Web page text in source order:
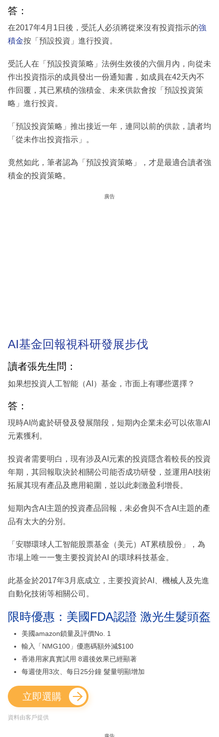
答：
在2017年4月1日後，受託人必須將從來沒有投資指示的強
積金按「預設投資」進行投資。
受託人在「預設投資策略」法例生效後的六個月內，向從未
作出投資指示的成員發出一份通知書，如成員在42天內不
作回覆，其已累積的強積金、未來供款會按「預設投資策
略」進行投資。
「預設投資策略」推出接近一年，連同以前的供款，讀者均
「從未作出投資指示」。
竟然如此，筆者認為「預設投資策略」，才是最適合讀者強
積金的投資策略。
廣告
AI基金回報視科研發展步伐
讀者張先生問：
如果想投資人工智能（AI）基金，市面上有哪些選擇？
答：
現時AI尚處於研發及發展階段，短期內企業未必可以依靠AI
元素獲利。
投資者需要明白，現有涉及AI元素的投資隱含着較長的投資
年期，其回報取決於相關公司能否成功研發，並運用AI技術
拓展其現有產品及應用範圍，並以此刺激盈利增長。
短期內含AI主題的投資產品回報，未必會與不含AI主題的產
品有太大的分別。
「安聯環球人工智能股票基金（美元）AT累積股份」，為
市場上唯一一隻主要投資於AI 的環球科技基金。
此基金於2017年3月底成立，主要投資於AI、機械人及先進
自動化技術等相關公司。
限時優惠：美國FDA認證 激光生髮頭盔
美國amazon鎖量及評價No. 1
輸入「NMG100」優惠碼額外減$100
香港用家真實試用 8週後效果已經顯著
每週使用3次、每日25分鐘 髮量明顯增加
立即選購
資料由客戶提供